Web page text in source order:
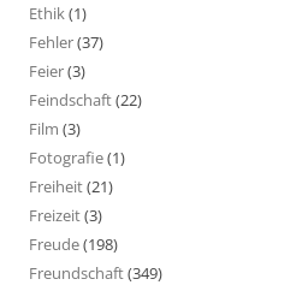
Ethik(1)
Fehler(37)
Feier(3)
Feindschaft(22)
Film (3)
Fotografie(1)
Freiheit(21)
Freizeit(3)
Freude(198)
Freundschaft(349)